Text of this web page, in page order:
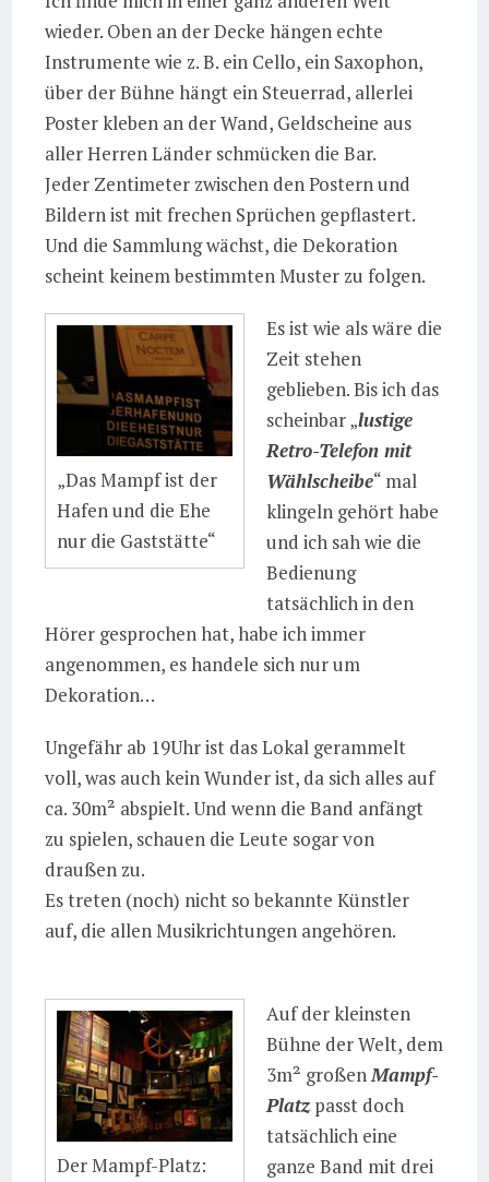
wieder. Oben an der Decke hängen echte
Instrumente wie z. B. ein Cello, ein Saxophon,
über der Bühne hängt ein Steuerrad, allerlei
Poster kleben an der Wand, Geldscheine aus
aller Herren Länder schmücken die Bar.
Jeder Zentimeter zwischen den Postern und
Bildern ist mit frechen Sprüchen gepflastert.
Und die Sammlung wächst, die Dekoration
scheint keinem bestimmten Muster zu folgen.
„Das Mampf ist der
Hafen und die Ehe
nur die Gaststätte“
Es ist wie als wäre die
Zeit stehen
geblieben. Bis ich das
scheinbar „lustige
Retro-Telefon mit
Wählscheibe“ mal
klingeln gehört habe
und ich sah wie die
Bedienung
tatsächlich in den
Hörer gesprochen hat, habe ich immer
angenommen, es handele sich nur um
Dekoration…
Ungefähr ab 19Uhr ist das Lokal gerammelt
voll, was auch kein Wunder ist, da sich alles auf
ca. 30m² abspielt. Und wenn die Band anfängt
zu spielen, schauen die Leute sogar von
draußen zu.
Es treten (noch) nicht so bekannte Künstler
auf, die allen Musikrichtungen angehören.
Der Mampf-Platz:
Auf der kleinsten
Bühne der Welt, dem
3m² großenMampf-
Platz passt doch
tatsächlich eine
ganze Band mit drei